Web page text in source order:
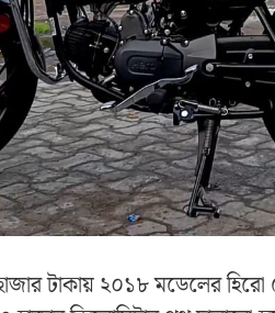
টাকায় ২০১৮ মডেলের হিরো